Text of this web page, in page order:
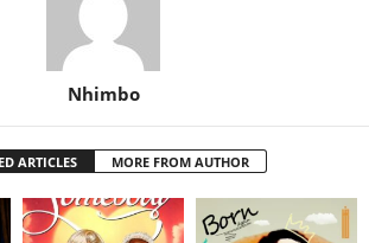
Nhimbo
ARTICLES MORE FROM AUTHOR